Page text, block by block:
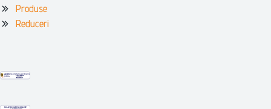
Produse
Reduceri